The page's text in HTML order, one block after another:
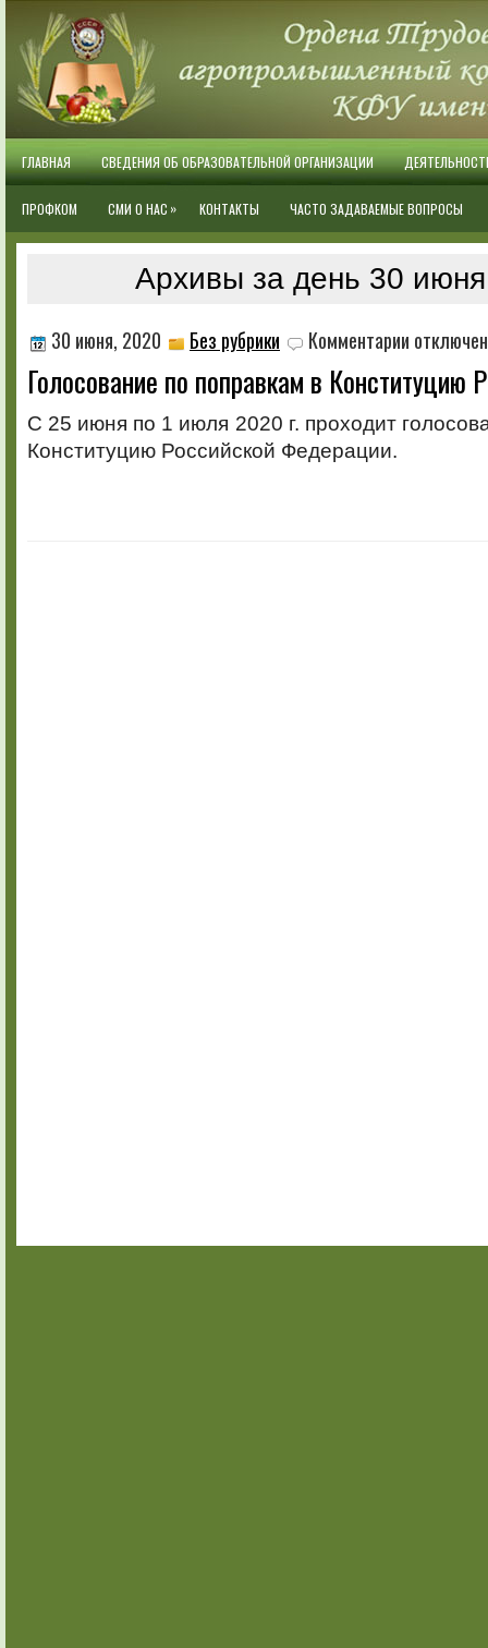
ГЛАВНАЯ СВЕДЕНИЯ ОБ ОБРАЗОВАТЕЛЬНОЙ ОРГАНИЗАЦИИ
ПРОФКОМ СМИ О НАС » КОНТАКТЫ ЧАСТО ЗАДАВАЕМЫЕ ВОПРОСЫ
Архивы за день 30
30 июня, 2020 Без рубрики Комментарии записи
Голосование
по
в
Голосование по поправкам в Конституцию
С 25 июня по 1 июля 2020 г. проходит
Конституцию Российской Федерации.